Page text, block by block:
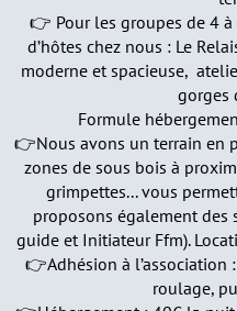
👉 Pour les groupes de 4
d’hôtes chez nous : Le
moderne et spacieuse,
gorges
Formule
👉Nous avons un terrain en
zones de sous bois à
grimpettes... vous
proposons également des
guide et Initiateur Ffm).
👉Adhésion à
roulage,